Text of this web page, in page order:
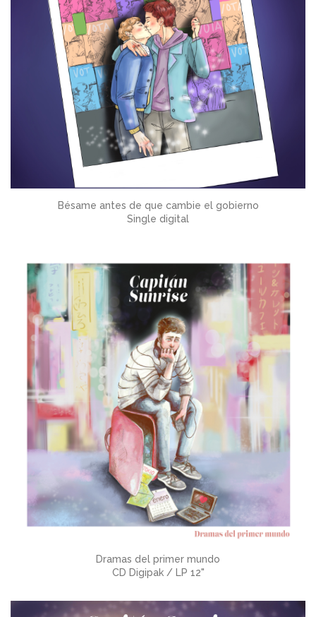
Bésame antes de que cambie el gobierno
Single digital
Dramas del primer mundo
CD Digipak / LP 12"